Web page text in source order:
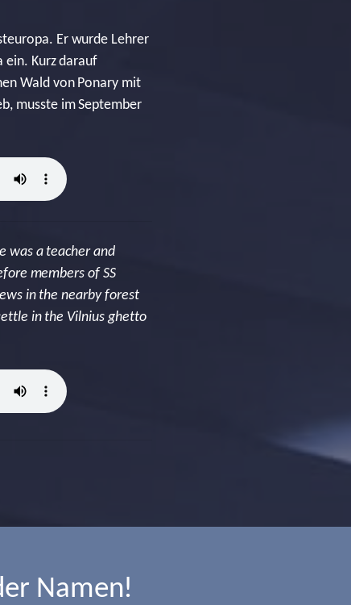
Er wurde Lehrer
ein. Kurz darauf
Wald von Ponary mit
musste im September
was a teacher and
members of SS
in the nearby forest
in the Vilnius ghetto
Namen!